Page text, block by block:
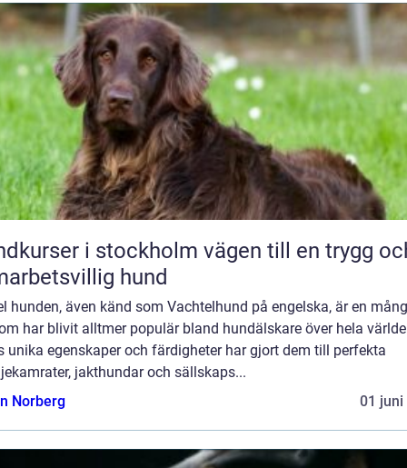
i stockholm vägen till en trygg och
hund
hunden, även känd som Vachtelhund på engelska, är en
har blivit alltmer populär bland hundälskare över hela
unika egenskaper och färdigheter har gjort dem till perfekta
jakthundar och sällskaps...
Norberg
01 juni